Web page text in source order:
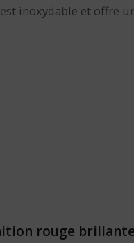
inoxydable et offre
rouge brillante